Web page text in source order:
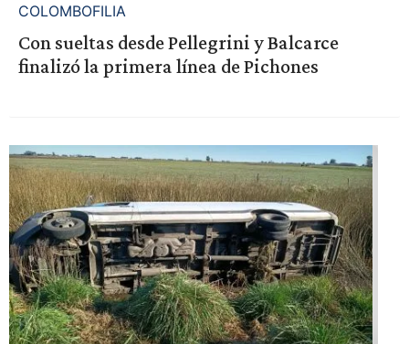
COLOMBOFILIA
Con sueltas desde Pellegrini y Balcarce
finalizó la primera línea de Pichones